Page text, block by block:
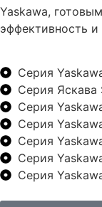
Yaskawa,
эффективность и
Серия
Серия Яскава
Серия
Серия
Серия
Серия
Серия